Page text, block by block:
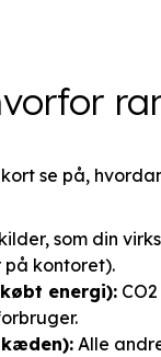
se på,
som din
kontoret).
energi):
Alle